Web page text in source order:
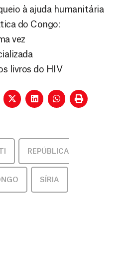
à ajuda humanitária
do Congo:
vez
livros do HIV
REPÚBLICA
SÍRIA